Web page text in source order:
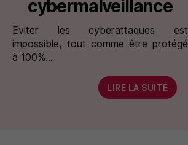
cybermalveillance
Eviter les cyberattaques est
impossible, tout comme être protégé
à 100%…
LIRE LA SUITE